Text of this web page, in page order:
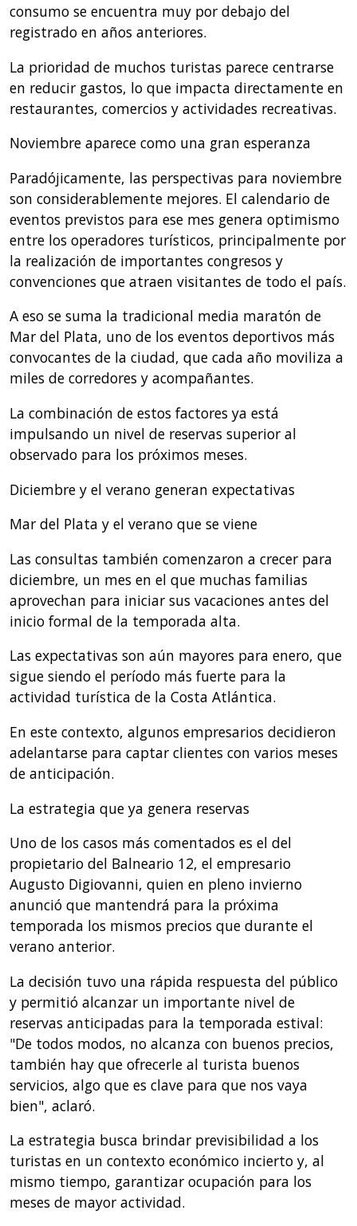
consumo se encuentra muy por debajo del
registrado en años anteriores.
La prioridad de muchos turistas parece centrarse
en reducir gastos, lo que impacta directamente en
restaurantes, comercios y actividades recreativas.
Noviembre aparece como una gran esperanza
Paradójicamente, las perspectivas para noviembre
son considerablemente mejores. El calendario de
eventos previstos para ese mes genera optimismo
entre los operadores turísticos, principalmente por
la realización de importantes congresos y
convenciones que atraen visitantes de todo el país.
A eso se suma la tradicional media maratón de
Mar del Plata, uno de los eventos deportivos más
convocantes de la ciudad, que cada año moviliza a
miles de corredores y acompañantes.
La combinación de estos factores ya está
impulsando un nivel de reservas superior al
observado para los próximos meses.
Diciembre y el verano generan expectativas
Mar del Plata y el verano que se viene
Las consultas también comenzaron a crecer para
diciembre, un mes en el que muchas familias
aprovechan para iniciar sus vacaciones antes del
inicio formal de la temporada alta.
Las expectativas son aún mayores para enero, que
sigue siendo el período más fuerte para la
actividad turística de la Costa Atlántica.
En este contexto, algunos empresarios decidieron
adelantarse para captar clientes con varios meses
de anticipación.
La estrategia que ya genera reservas
Uno de los casos más comentados es el del
propietario del Balneario 12, el empresario
Augusto Digiovanni, quien en pleno invierno
anunció que mantendrá para la próxima
temporada los mismos precios que durante el
verano anterior.
La decisión tuvo una rápida respuesta del público
y permitió alcanzar un importante nivel de
reservas anticipadas para la temporada estival:
"De todos modos, no alcanza con buenos precios,
también hay que ofrecerle al turista buenos
servicios, algo que es clave para que nos vaya
bien", aclaró.
La estrategia busca brindar previsibilidad a los
turistas en un contexto económico incierto y, al
mismo tiempo, garantizar ocupación para los
meses de mayor actividad.